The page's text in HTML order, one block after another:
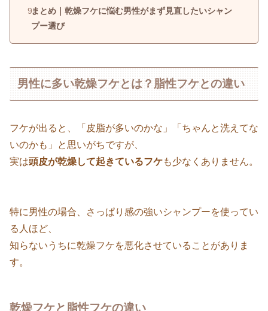
まとめ｜乾燥フケに悩む男性がまず見直したいシャン
プー選び
男性に多い乾燥フケとは？脂性フケとの違い
フケが出ると、「皮脂が多いのかな」「ちゃんと洗えてな
いのかも」と思いがちですが、
実は頭皮が乾燥して起きているフケも少なくありません。
特に男性の場合、さっぱり感の強いシャンプーを使ってい
る人ほど、
知らないうちに乾燥フケを悪化させていることがありま
す。
乾燥フケと脂性フケの違い